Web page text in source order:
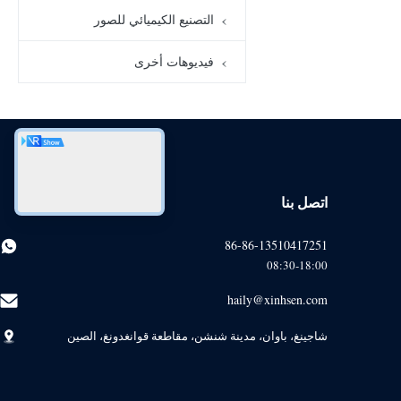
01:29
المكونات المعدنية
الخدمة المخصصة
Photo Chemical Etching
تدفق التيتانيوم
التصنيع الكيميائي للصور
فيديوهات أخرى
اتصل بنا
86-86-13510417251
08:30-18:00
haily@xinhsen.com
شاجينغ، باوان، مدينة شنشن، مقاطعة قوانغدونغ، الصين